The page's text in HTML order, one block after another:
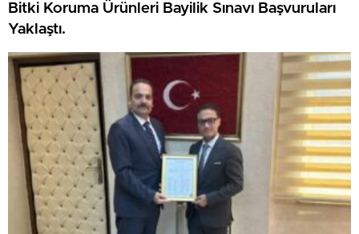
Bitki Koruma Ürünleri Bayilik Sınavı Başvuruları
Yaklaştı.